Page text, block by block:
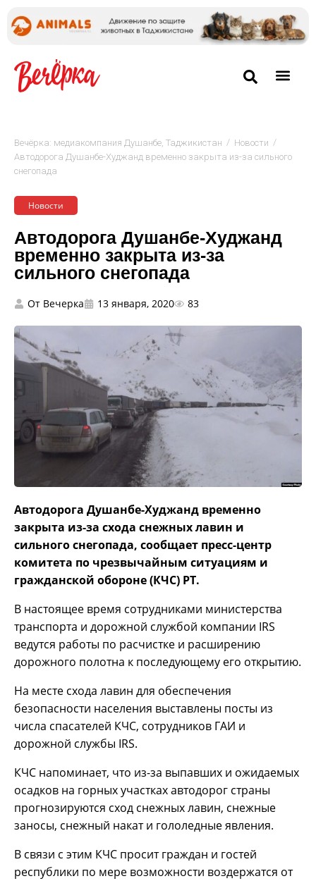
Вечёрка: медиакомпания Душанбе, Таджикистан / Новости /
Автодорога Душанбе-Худжанд временно закрыта из-за сильного
снегопада
Новости
Автодорога Душанбе-Худжанд
временно закрыта из-за
сильного снегопада
От Вечерка 13 января, 2020 83
Автодорога Душанбе-Худжанд временно
закрыта из-за схода снежных лавин и
сильного снегопада, сообщает пресс-центр
комитета по чрезвычайным ситуациям и
гражданской обороне (КЧС) РТ.
В настоящее время сотрудниками министерства
транспорта и дорожной службой компании IRS
ведутся работы по расчистке и расширению
дорожного полотна к последующему его открытию.
На месте схода лавин для обеспечения
безопасности населения выставлены посты из
числа спасателей КЧС, сотрудников ГАИ и
дорожной службы IRS.
КЧС напоминает, что из-за выпавших и ожидаемых
осадков на горных участках автодорог страны
прогнозируются сход снежных лавин, снежные
заносы, снежный накат и гололедные явления.
В связи с этим КЧС просит граждан и гостей
республики по мере возможности воздержатся от